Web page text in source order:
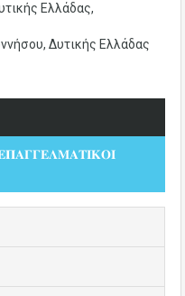
Ελλάδας,
Δυτικής Ελλάδας